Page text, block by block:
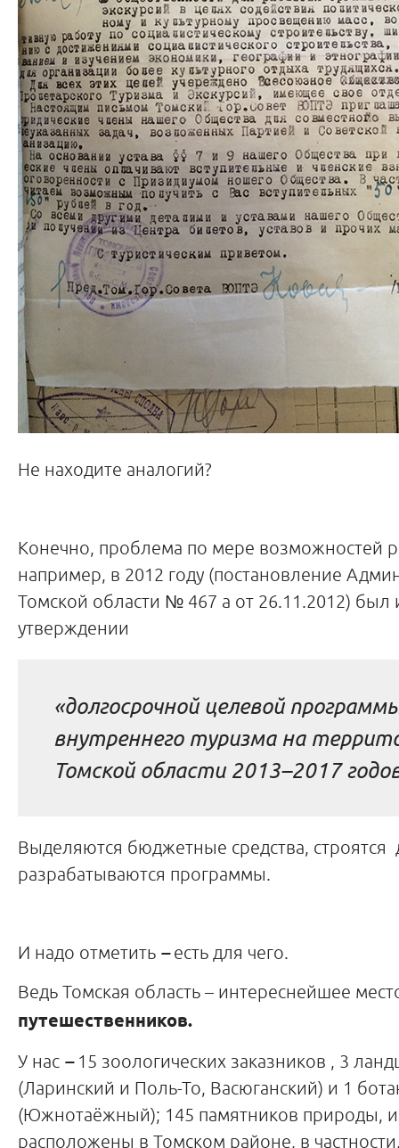
Не находите аналогий?
Конечно, проблема по мере возможностей
например, в 2012 году (постановление
Томской области № 467 а от 26.11.2012) был
утверждении
«долгосрочной целевой
внутреннего туризма на
Томской области 2013–2017
Выделяются бюджетные средства, строятся
разрабатываются программы.
И надо отметить –есть для чего.
Ведь Томская область – интереснейшее
путешественников.
У нас –15 зоологических заказников , 3
(Ларинский и Поль-То, Васюганский) и 1
(Южнотаёжный); 145 памятников природы,
расположены в Томском районе, в